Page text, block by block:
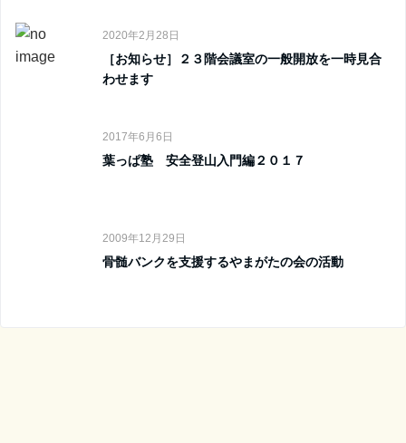
2020年2月28日
［お知らせ］２３階会議室の一般開放を一時見合
わせます
2017年6月6日
葉っぱ塾 安全登山入門編２０１７
2009年12月29日
骨髄バンクを支援するやまがたの会の活動